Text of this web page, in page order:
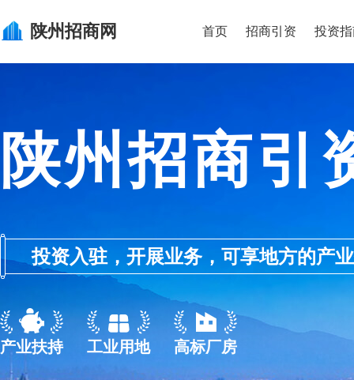
陕州招商网 首页 招商引资 投资
陕州招商引
投资入驻，开展业务，可享地方的产
产业扶持 工业用地 高标厂房